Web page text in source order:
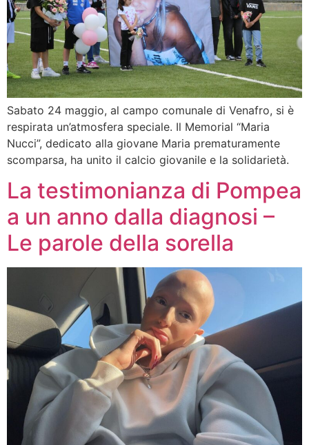
Sabato 24 maggio, al campo comunale di Venafro, si è
respirata un’atmosfera speciale. Il Memorial “Maria
Nucci”, dedicato alla giovane Maria prematuramente
scomparsa, ha unito il calcio giovanile e la solidarietà.
La testimonianza di Pompea
a un anno dalla diagnosi –
Le parole della sorella